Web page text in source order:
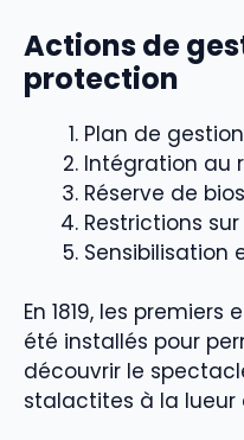
Actions de
protection
Plan de
Intégration au
Réserve de
Restrictions
Sensibilisation
En 1819, les
été installés pour
découvrir le
stalactites à la lueur